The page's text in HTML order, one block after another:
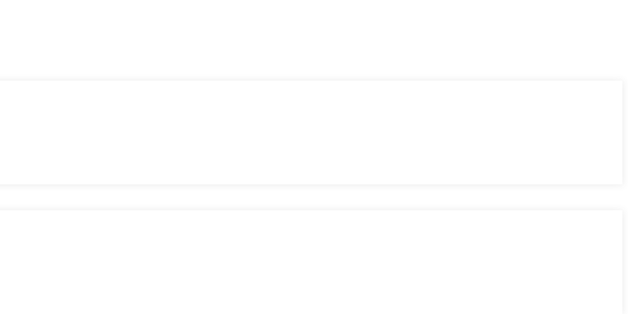
senza complicazioni.
del mercato.
piattaforme e dApp.